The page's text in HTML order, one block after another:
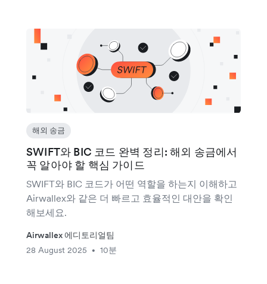
해외 송금
SWIFT와 BIC 코드 완벽 정리: 해외 송금에서
꼭 알아야 할 핵심 가이드
SWIFT와 BIC 코드가 어떤 역할을 하는지 이해하고
Airwallex와 같은 더 빠르고 효율적인 대안을 확인
해보세요.
Airwallex 에디토리얼팀
28 August 2025
• 10분